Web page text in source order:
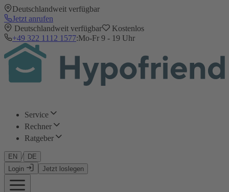
Deutschlandweit verfügbar
Jetzt anrufen
Deutschlandweit verfügbar
Kostenlos
+49 322 1112 1577:Mo-Fr 9 - 19 Uhr
Service
Rechner
Ratgeber
EN /
DE
Login
Jetzt loslegen